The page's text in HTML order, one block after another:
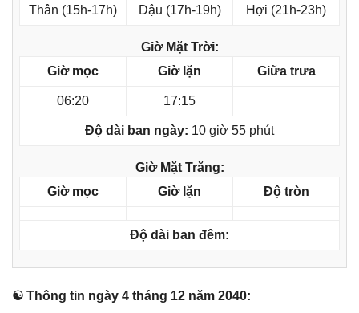
Thân (15h-17h) Dậu (17h-19h) Hợi (21h-23h)
Giờ Mặt Trời:
Giờ mọc
Giờ lặn Giữa trưa
06:20 17:15
Độ dài ban ngày: 10 giờ 55 phút
Giờ Mặt Trăng:
Giờ mọc
Giờ lặn Độ tròn
Độ dài ban đêm:
☯ Thônɡ tin ngày 4 thánɡ 12 năm 2040: